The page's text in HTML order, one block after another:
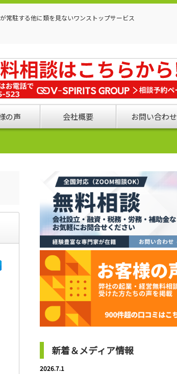
常駐する他に類を見ないワンストップサービス
の声 会社概要 お問い合わせ
新着＆メディア情報
2026.7.1